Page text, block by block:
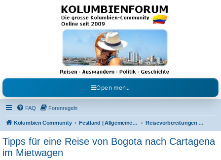
Kolumbienforum - Das
grosse Forum der
Freunde Kolumbiens
Reisen, Auswandern, Kultur, Politik, Geschichte und Visum in Kolumbien und Venezuela.
Austausch, Erfahrungen und Gemeinschaft im Kolumbienforum
Open menu
FAQ Forenregeln
Kolumbien Community Festland | Allgemeine Fragen Reisevorbereitungen & Reiseerfahrungen
Tipps für eine Reise von Bogota nach Cartagena
im Mietwagen